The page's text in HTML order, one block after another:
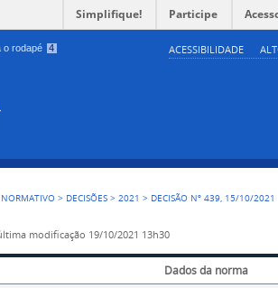
o rodapé 4 ACESSIBILIDADE
Simplifique! Participe
NORMATIVO > DECISÕES >2021 > DECISÃO Nº 439, 15/10/2021
modificação 19/10/2021 13h30
Dados da norma